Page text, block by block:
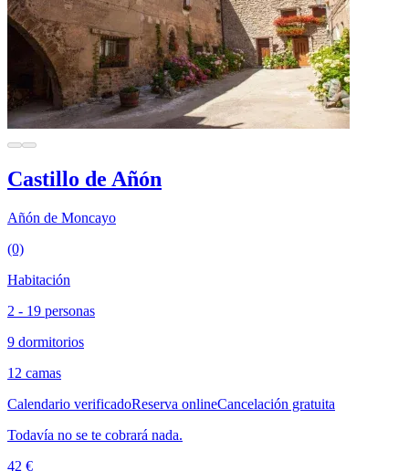
Castillo de Añón
Añón de Moncayo
(0)
Habitación
2 - 19 personas
9 dormitorios
12 camas
Calendario verificadoReserva onlineCancelación gratuita
Todavía no se te cobrará nada.
42 €